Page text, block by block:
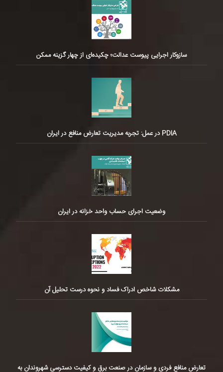
سازوکار اجرایی پیوست عدالت؛ چکیده‌ای از چهار گزینه ممکن
PDIA در عمل: تجربه مدیریت تعارض منافع در ایران
وضعیت اجرای حساب واحد خزانه در ایران
مشکلات شاخص ادراک فساد و نحوه درست تحلیل آن
تعارض منافع فردی و سازمان در صنعت برق و کیفیت دسترسی شهروندان به